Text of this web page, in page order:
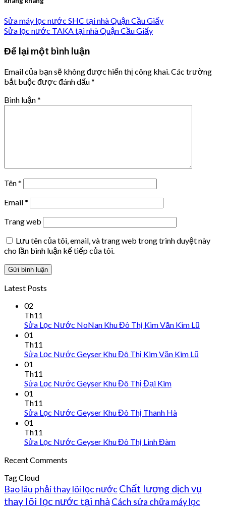
Sửa máy lọc nước SHC tại nhà Quận Cầu Giấy
Sửa lọc nước TAKA tại nhà Quận Cầu Giấy
Để lại một bình luận
Email của bạn sẽ không được hiển thị công khai. Các trường
bắt buộc được đánh dấu*
Bình luận*
Tên*
Email*
Trang web
Lưu tên của tôi, email, và trang web trong trình duyệt này
cho lần bình luận kế tiếp của tôi.
Latest Posts
02
Th11
Sửa Lọc Nước NoNan Khu Đô Thị Kim Văn Kim Lũ
01
Th11
Sửa Lọc Nước Geyser Khu Đô Thị Kim Văn Kim Lũ
01
Th11
Sửa Lọc Nước Geyser Khu Đô Thị Đại Kim
01
Th11
Sửa Lọc Nước Geyser Khu Đô Thị Thanh Hà
01
Th11
Sửa Lọc Nước Geyser Khu Đô Thị Linh Đàm
Recent Comments
Tag Cloud
Bao lâu phải thay lõi lọc nước Chất lượng dịch vụ
thay lõi lọc nước tại nhà Cách sửa chữa máy lọc